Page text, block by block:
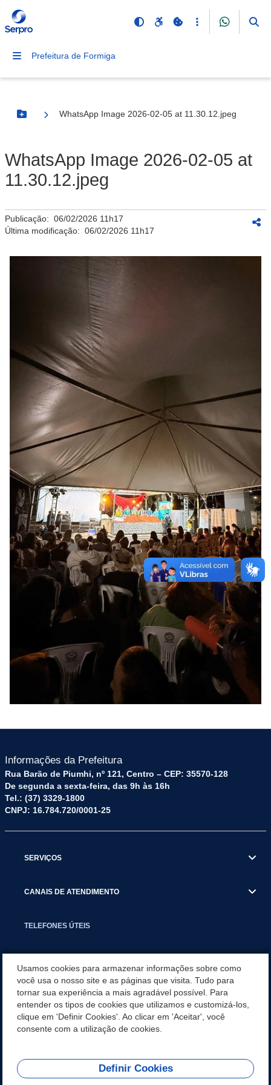
Prefeitura de Formiga
Botão Menu
WhatsApp Image 2026-02-05 at 11.30.12.jpeg
WhatsApp Image 2026-02-05 at
11.30.12.jpeg
Publicação: 06/02/2026 11h17
Última modificação: 06/02/2026 11h17
Informações da Prefeitura
Rua Barão de Piumhi, nº 121, Centro – CEP: 35570-128
De segunda a sexta-feira, das 9h às 16h
Tel.: (37) 3329-1800
CNPJ: 16.784.720/0001-25
SERVIÇOS
CANAIS DE ATENDIMENTO
TELEFONES ÚTEIS
NOTÍCIAS
APLICATIVO
REDES SOCIAIS
Usamos cookies para armazenar informações sobre como
você usa o nosso site e as páginas que visita. Tudo para
tornar sua experiência a mais agradável possível. Para
entender os tipos de cookies que utilizamos e customizá-los,
clique em 'Definir Cookies'. Ao clicar em 'Aceitar', você
consente com a utilização de cookies.
Definir Cookies